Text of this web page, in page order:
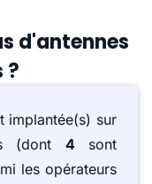
d'antennes
?
implantée(s) sur
(dont 4sont
les opérateurs